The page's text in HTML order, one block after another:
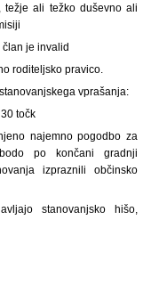
ali težko duševno ali
je invalid
roditeljsko pravico.
vprašanja:
točk
najemno pogodbo za
po končani gradnji
izpraznili občinsko
stanovanjsko hišo,